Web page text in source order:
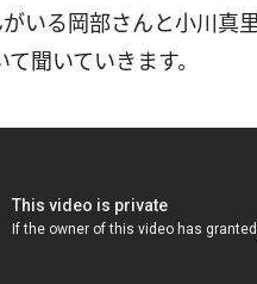
いる岡部さんと小川真
聞いていきます。